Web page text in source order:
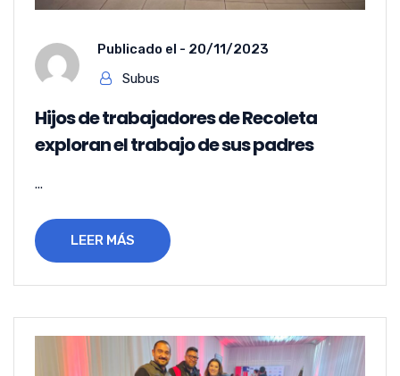
Publicado el - 20/11/2023
Subus
Hijos de trabajadores de Recoleta
exploran el trabajo de sus padres
...
LEER MÁS